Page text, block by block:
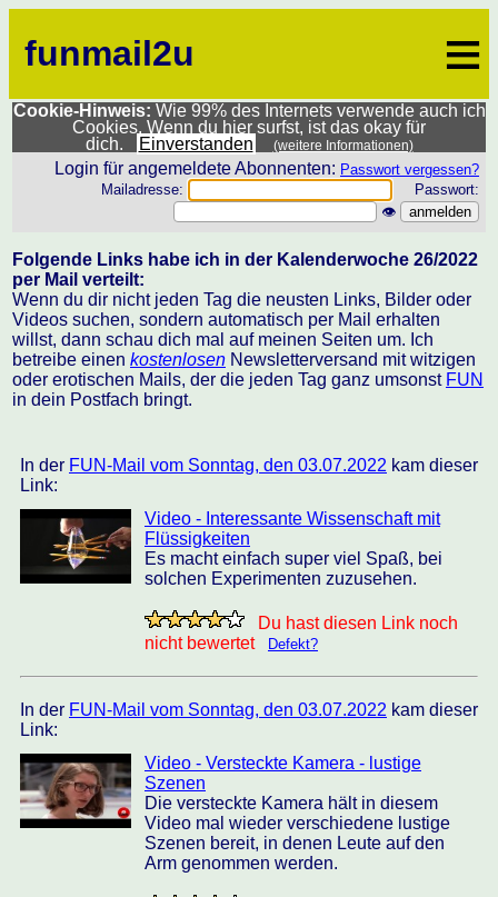
funmail2u ≡
Cookie-Hinweis: Wie 99% des Internets verwende auch ich
Cookies. Wenn du hier surfst, ist das okay für
dich.
Einverstanden (weitere Informationen)
Login für angemeldete Abonnenten: Passwort vergessen?
Mailadresse:
Passwort:
👁
Folgende Links habe ich in der Kalenderwoche 26/2022
per Mail verteilt:
Wenn du dir nicht jeden Tag die neusten Links, Bilder oder
Videos suchen, sondern automatisch per Mail erhalten
willst, dann schau dich mal auf meinen Seiten um. Ich
betreibe einen kostenlosen Newsletterversand mit witzigen
oder erotischen Mails, der die jeden Tag ganz umsonst FUN
in dein Postfach bringt.
In der FUN-Mail vom Sonntag, den 03.07.2022 kam dieser
Link:
Video - Interessante Wissenschaft mit
Flüssigkeiten
Es macht einfach super viel Spaß, bei
solchen Experimenten zuzusehen.
Du hast diesen Link noch
nicht bewertet
Defekt?
In der FUN-Mail vom Sonntag, den 03.07.2022 kam dieser
Link:
Video - Versteckte Kamera - lustige
Szenen
Die versteckte Kamera hält in diesem
Video mal wieder verschiedene lustige
Szenen bereit, in denen Leute auf den
Arm genommen werden.